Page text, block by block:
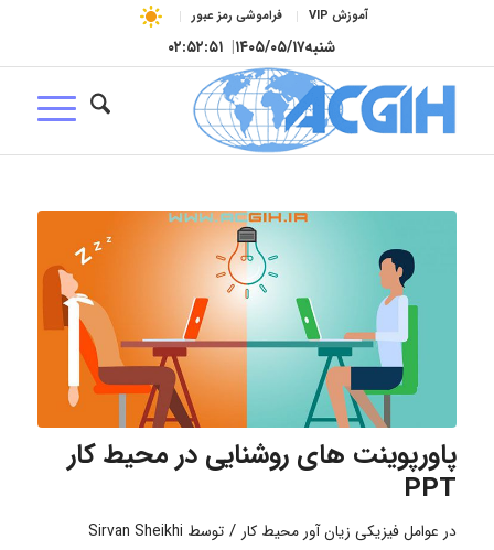
آموزش VIP فراموشی رمز عبور
شنبه۱۴۰۵/۰۵/۱۷| ۰۲:۵۲:۵۲
پاورپوینت های روشنایی در محیط کار
PPT
در عوامل فیزیکی زیان آور محیط کار / توسط Sirvan Sheikhi